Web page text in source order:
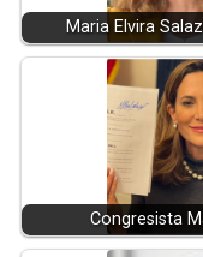
Maria Elvira
Congresista